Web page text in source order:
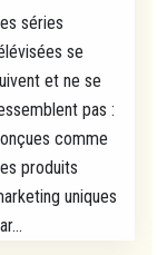
séries
se
et ne se
pas :
comme
produits
uniques